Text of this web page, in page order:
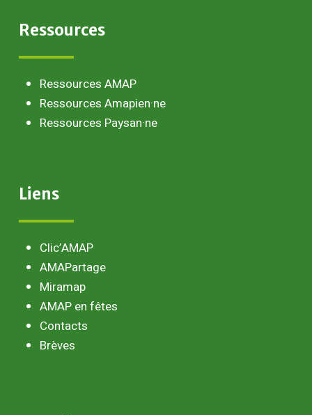
Ressources
Ressources AMAP
Ressources Amapien·ne
Ressources Paysan·ne
Liens
Clic’AMAP
AMAPartage
Miramap
AMAP en fêtes
Contacts
Brèves